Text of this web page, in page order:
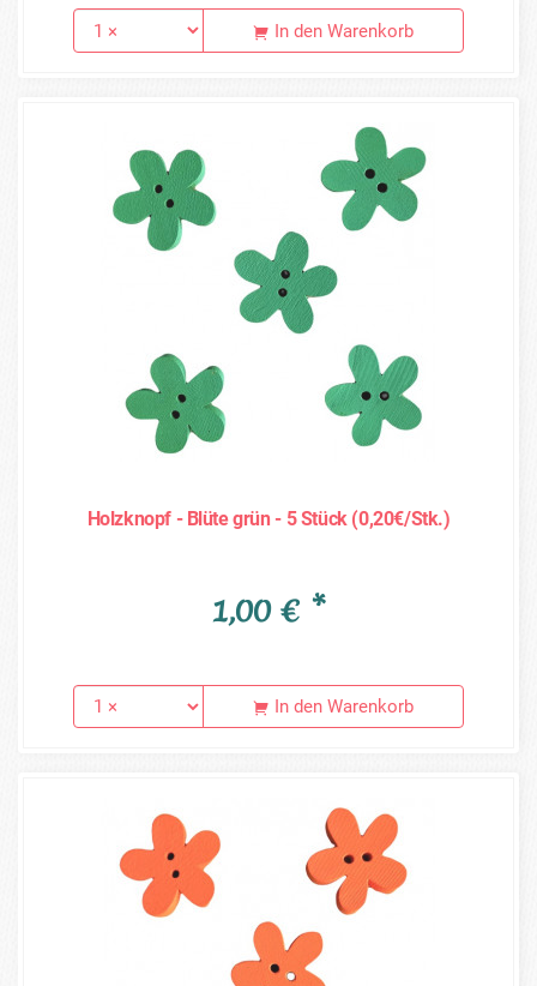
In den Warenkorb
Holzknopf - Blüte grün - 5 Stück (0,20€/Stk.)
1,00 € *
In den Warenkorb